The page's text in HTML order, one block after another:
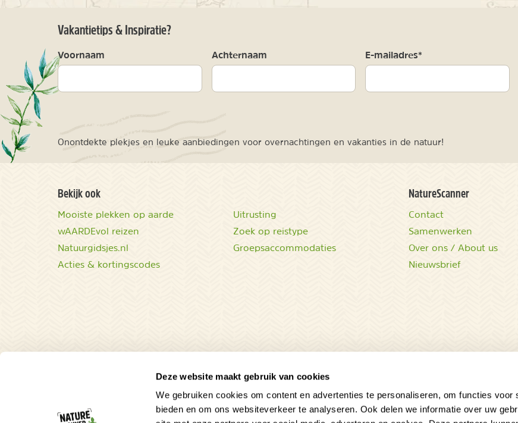
Deze website maakt gebruik van cookies
We gebruiken cookies om content en advertenties te personaliseren, om functies voor
bieden en om ons websiteverkeer te analyseren. Ook delen we informatie over uw
Vakantietips & Inspiratie?
Voornaam Achternaam E-mailadres*
Onontdekte plekjes en leuke aanbiedingen voor overnachtingen en vakanties in de natuur!
Bekijk ook
Mooiste plekken op aarde
wAARDEvol reizen
Natuurgidsjes.nl
Acties & kortingscodes
Uitrusting
Zoek op reistype
Groepsaccommodaties
NatureScanner
Contact
Samenwerken
Over ons / About us
Nieuwsbrief